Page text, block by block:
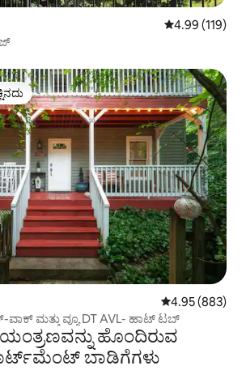
5 ರಲ್ಲಿ 4.99
4.99 (119)
5 ರಲ್ಲಿ 4.95
4.95 (883)
ಮತ್ತು ವ್ಯೂ DT AVL- ಹಾಟ್ ಟಬ್
ಹೊಂದಿರುವ
ಬಾಡಿಗೆಗಳು